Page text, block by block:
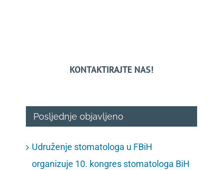
KONTAKTIRAJTE NAS!
Posljednje objavljeno
Udruženje stomatologa u FBiH
organizuje 10. kongres stomatologa BiH